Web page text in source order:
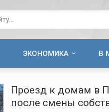
ЭКОНОМИКА В
Проезд к домам в
после смены